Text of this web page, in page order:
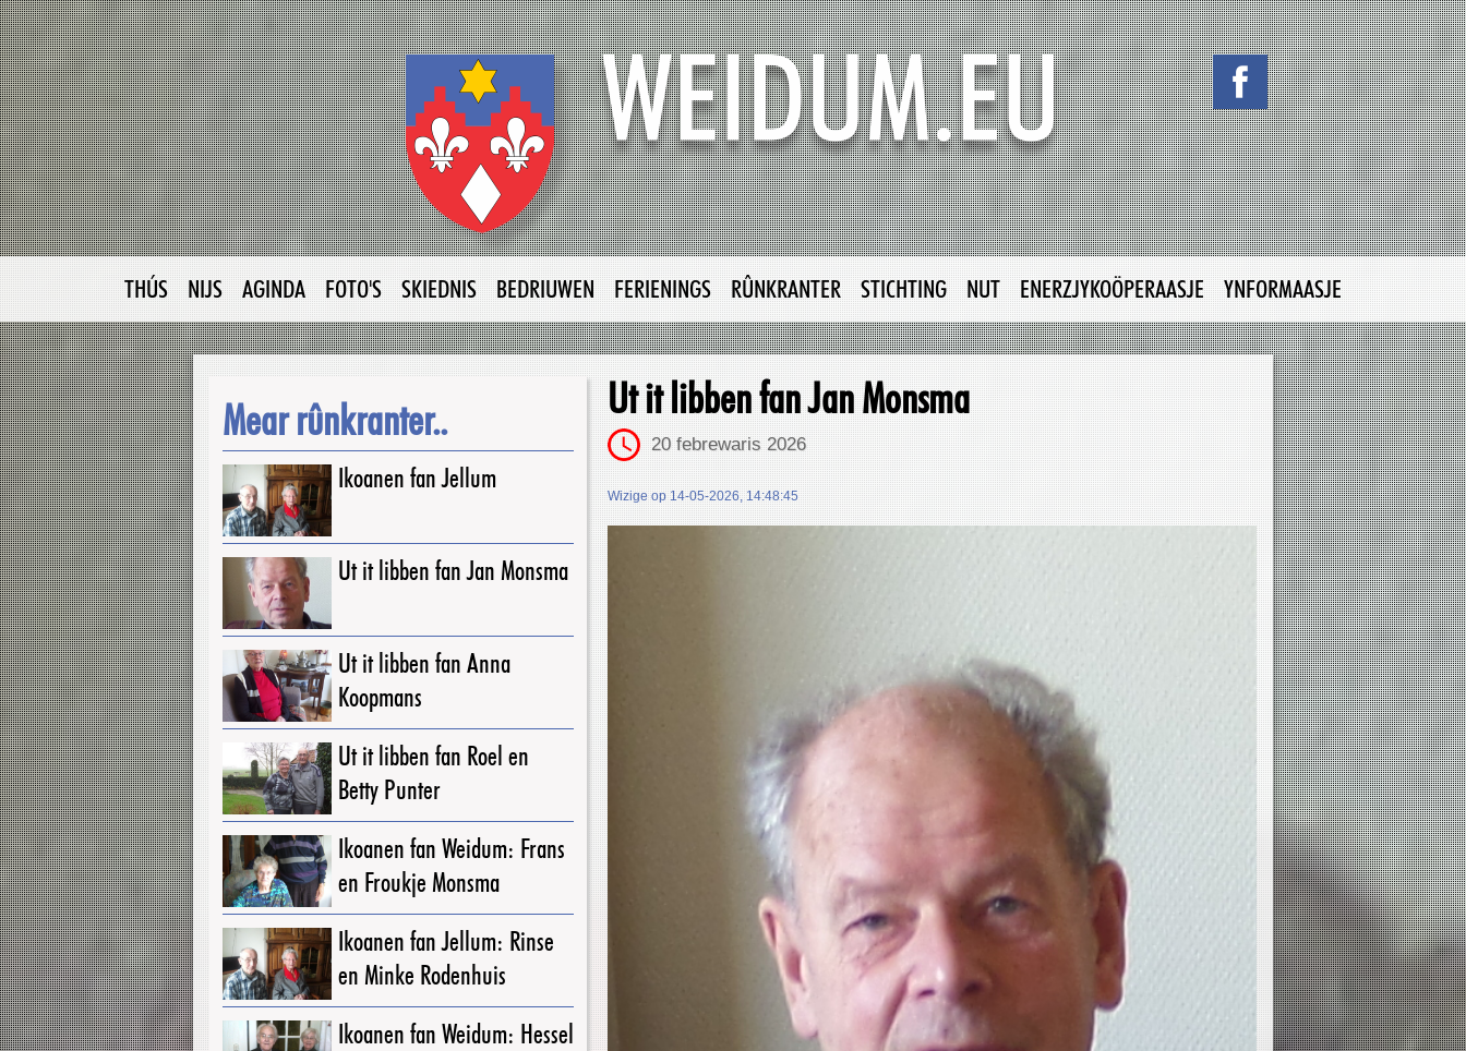
THÚS NIJS AGINDA FOTO'S SKIEDNIS BEDRIUWEN FERIENINGS RÛNKRANTER STICHTING NUT ENERZJYKOÖPERAASJE YNFORMAASJE
Mear rûnkranter..
Ikoanen fan Jellum
Ut it libben fan Jan Monsma
Ut it libben fan Anna
Koopmans
Ut it libben fan Roel en
Betty Punter
Ikoanen fan Weidum: Frans
en Froukje Monsma
Ikoanen fan Jellum: Rinse
en Minke Rodenhuis
Ikoanen fan Weidum: Hessel
Ut it libben fan Jan Monsma
20 febrewaris 2026
Wizige op 14-05-2026, 14:48:45